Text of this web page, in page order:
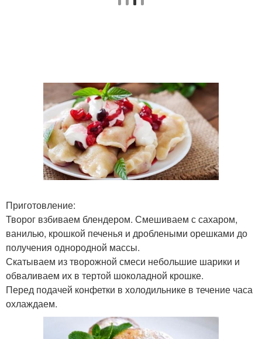
Приготовление:
Творог взбиваем блендером. Смешиваем с сахаром,
ванилью, крошкой печенья и дроблеными орешками до
получения однородной массы.
Скатываем из творожной смеси небольшие шарики и
обваливаем их в тертой шоколадной крошке.
Перед подачей конфетки в холодильнике в течение часа
охлаждаем.